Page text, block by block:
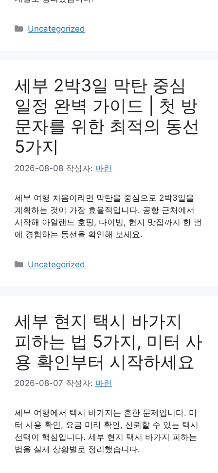
카
Uncategorized
세부 2박3일 막탄 중심
일정 완벽 가이드 | 첫 방
문자를 위한 최적의 동선
5가지
2026-08-08 작성자: 마린
세부 여행 처음이라면 막탄을 중심으로 2박3일을
계획하는 것이 가장 효율적입니다. 공항 근처에서
시작해 아일랜드 호핑, 다이빙, 현지 맛집까지 한 번
에 경험하는 동선을 확인해 보세요.
카
Uncategorized
세부 현지 택시 바가지
피하는 법 5가지, 미터 사
용 확인부터 시작하세요
2026-08-07 작성자: 마린
세부 여행에서 택시 바가지는 흔한 문제입니다. 미
터 사용 확인, 요금 미리 확인, 신뢰할 수 있는 택시
선택이 핵심입니다. 세부 현지 택시 바가지 피하는
법을 실제 상황별로 정리했습니다.